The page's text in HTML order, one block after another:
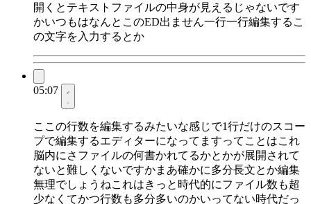
開くとテキストファイルの中身が見えるじゃないです
かいつもはなんとこのED出ません一行一行編集するこ
の文字を入力するとか
05:07
ここの行数を編集するみたいな感じで1行だけのスコー
プで編集するエディターになってますってことはこれ
脳内にさファイルの何書かれてるかとかが展開されて
ないと難しくないですかまあ確かに多分長文とか編集
無理でしょうねこれはきっと時代的にファイル数も超
少なくてかつ行数も多分多いのかいってない時代だっ